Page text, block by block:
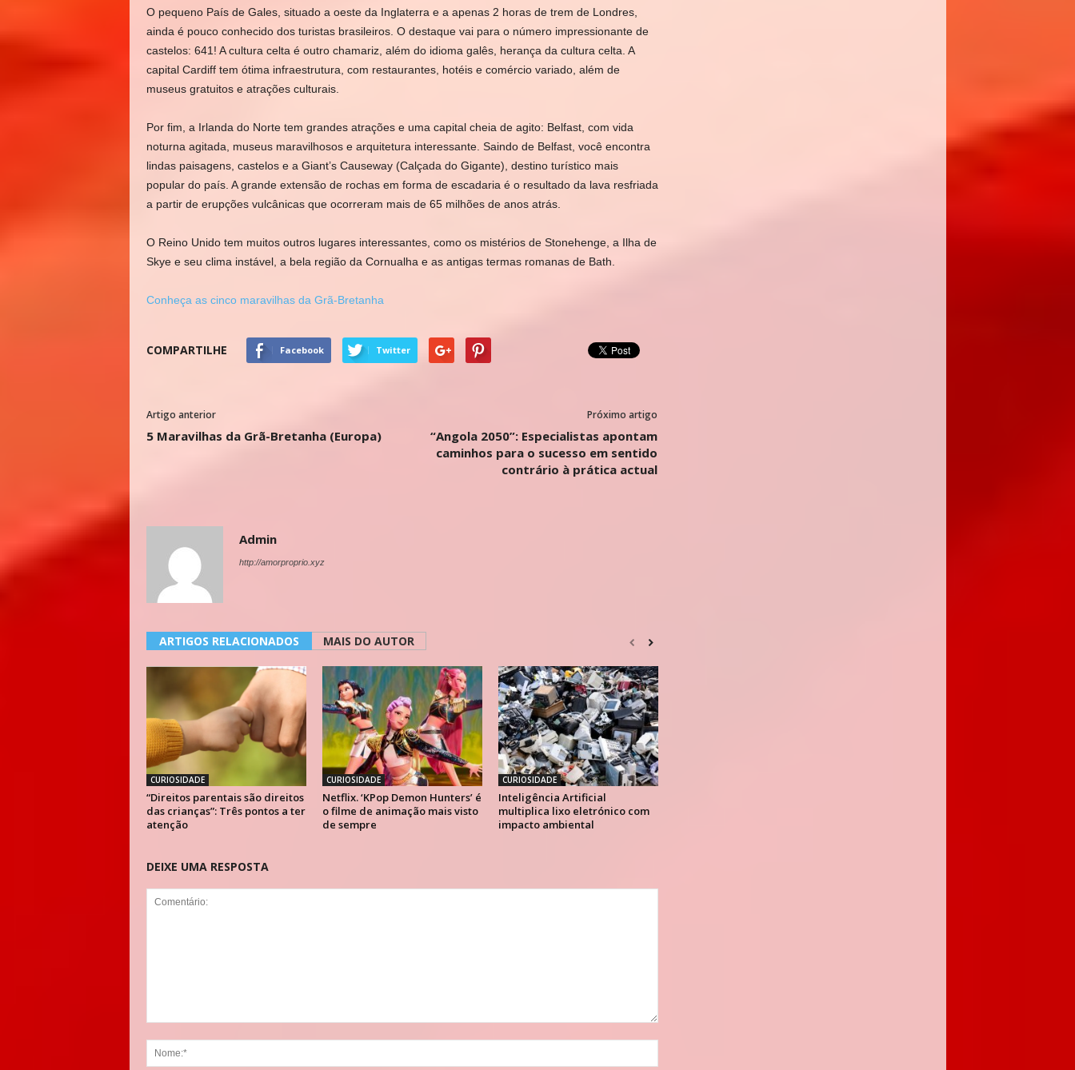
O pequeno País de Gales, situado a oeste da Inglaterra e a apenas 2 horas de trem de Londres,
ainda é pouco conhecido dos turistas brasileiros. O destaque vai para o número impressionante de
castelos: 641! A cultura celta é outro chamariz, além do idioma galês, herança da cultura celta. A
capital Cardiff tem ótima infraestrutura, com restaurantes, hotéis e comércio variado, além de
museus gratuitos e atrações culturais.
Por fim, a Irlanda do Norte tem grandes atrações e uma capital cheia de agito: Belfast, com vida
noturna agitada, museus maravilhosos e arquitetura interessante. Saindo de Belfast, você encontra
lindas paisagens, castelos e a Giant’s Causeway (Calçada do Gigante), destino turístico mais
popular do país. A grande extensão de rochas em forma de escadaria é o resultado da lava resfriada
a partir de erupções vulcânicas que ocorreram mais de 65 milhões de anos atrás.
O Reino Unido tem muitos outros lugares interessantes, como os mistérios de Stonehenge, a Ilha de
Skye e seu clima instável, a bela região da Cornualha e as antigas termas romanas de Bath.
Conheça as cinco maravilhas da Grã-Bretanha
COMPARTILHE Facebook Twitter
Artigo anterior
5 Maravilhas da Grã-Bretanha (Europa)
Próximo artigo
“Angola 2050”: Especialistas apontam
caminhos para o sucesso em sentido
contrário à prática actual
Admin
http://amorproprio.xyz
ARTIGOS RELACIONADOS MAIS DO AUTOR
CURIOSIDADE
“Direitos parentais são direitos
das crianças”: Três pontos a ter
atenção
CURIOSIDADE
Netflix. ‘KPop Demon Hunters’ é
o filme de animação mais visto
de sempre
CURIOSIDADE
Inteligência Artificial
multiplica lixo eletrónico com
impacto ambiental
DEIXE UMA RESPOSTA